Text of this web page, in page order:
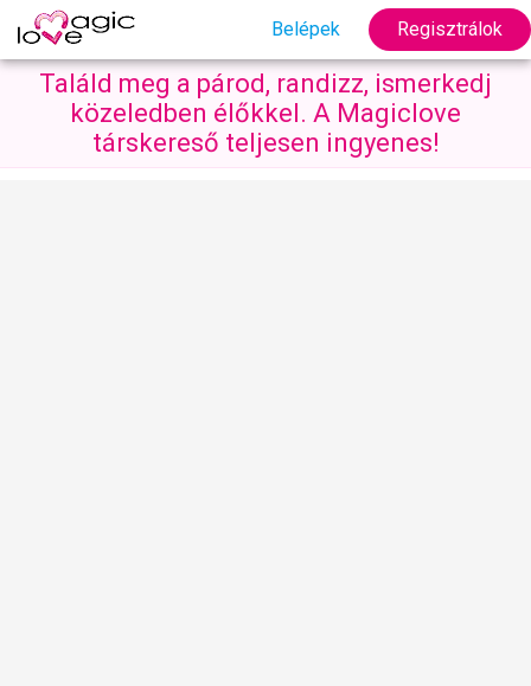
Belépek Regisztrálok
Találd meg a párod, randizz, ismerkedj
közeledben élőkkel. A Magiclove
társkereső teljesen ingyenes!